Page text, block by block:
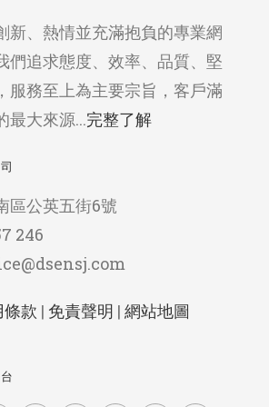
新、熱情並充滿抱負的專業網
們追求態度、效率、品質、堅
服務至上為主要宗旨，客戶滿
最大來源...完整了解
區公英五街6號
246
條款 | 免責聲明 |網站地圖